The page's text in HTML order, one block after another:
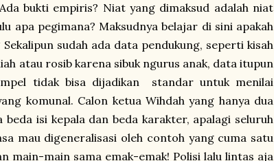
bukti empiris? Niat yang dimaksud adalah niat
apa pegimana? Maksudnya belajar di sini apakah
sudah ada data pendukung, seperti kisah
atau rosib karena sibuk ngurus anak, data itupun
tidak bisa dijadikan standar untuk menilai
komunal. Calon ketua Wihdah yang hanya dua
isi kepala dan beda karakter, apalagi seluruh
mau digeneralisasi oleh contoh yang cuma satu
main-main sama emak-emak! Polisi lalu lintas aja